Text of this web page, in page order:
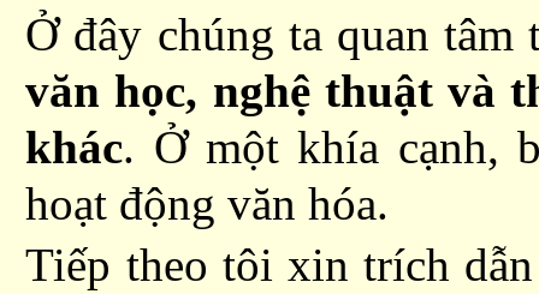
Ở đây chúng ta quan
văn học, nghệ thuật và
khác. Ở một khía cạnh,
hoạt động văn hóa.
Tiếp theo tôi xin trích